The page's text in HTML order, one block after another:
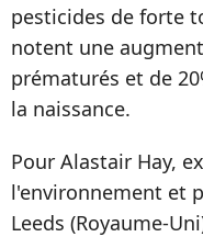
pesticides de forte
notent une
prématurés et de
la naissance.
Pour Alastair Hay,
l'environnement et
Leeds (Royaume-